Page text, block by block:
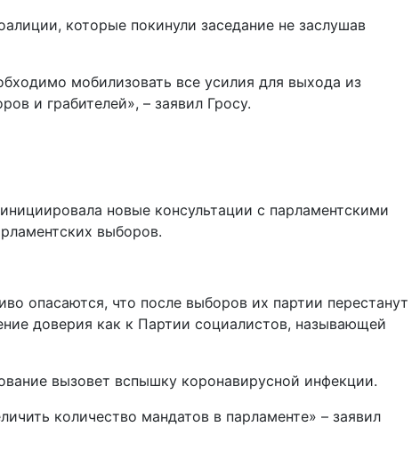
которые покинули заседание не заслушав
мобилизовать все усилия для выхода из
и грабителей», – заявил Гросу.
новые консультации с парламентскими
выборов.
опасаются, что после выборов их партии перестанут
доверия как к Партии социалистов, называющей
вызовет вспышку коронавирусной инфекции.
количество мандатов в парламенте» – заявил